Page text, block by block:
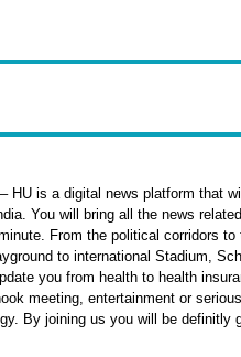
HU is a digital news platform that
You will bring all the news
From the political corridors
to international Stadium,
you from health to health
meeting, entertainment or
By joining us you will be definitly